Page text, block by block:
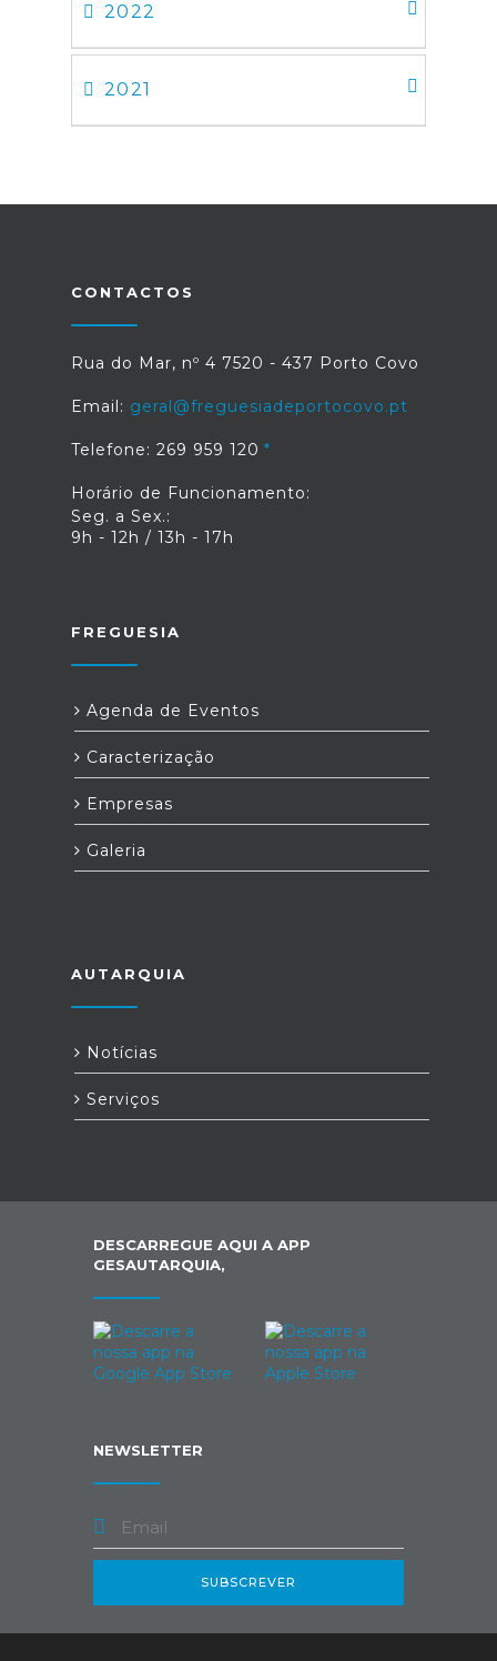
2022
2021
CONTACTOS
Rua do Mar, nº 4 7520 - 437 Porto Covo
Email: geral@freguesiadeportocovo.pt
Telefone: 269 959 120
Horário de Funcionamento:
Seg. a Sex.:
9h - 12h / 13h - 17h
FREGUESIA
Agenda de Eventos
Caracterização
Empresas
Galeria
AUTARQUIA
Notícias
Serviços
DESCARREGUE AQUI A APP
GESAUTARQUIA,
NEWSLETTER
SUBSCREVER